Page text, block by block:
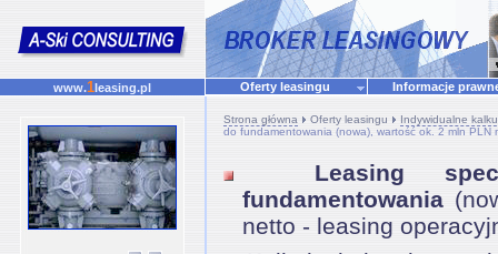
Oferty leasingu Informacje
www.1leasing.pl
Strona główna Oferty leasingu
Indywidualne
do fundamentowania (nowa), wartość ok. 2 mln PLN
Leasing
fundamentowania
netto - leasing